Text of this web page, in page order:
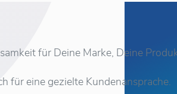
für Deine Marke, Deine
für eine gezielte Kundenansprache.